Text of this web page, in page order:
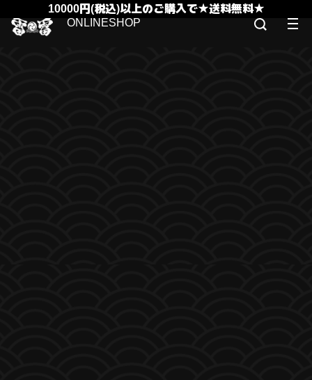
10000円(税込)以上のご購入で★送料無料★
ONLINESHOP